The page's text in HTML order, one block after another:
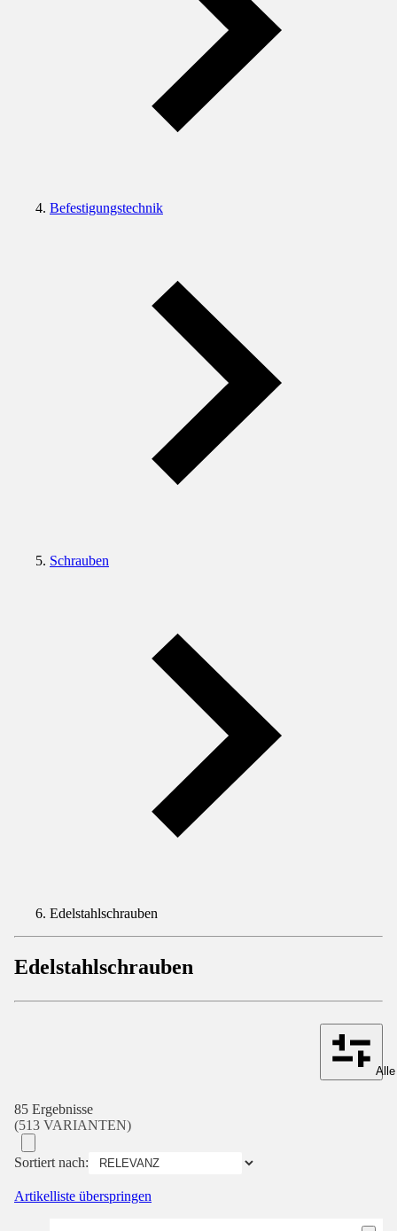
Befestigungstechnik
Schrauben
Edelstahlschrauben
Edelstahlschrauben
85 Ergebnisse
(513 VARIANTEN)
Sortiert nach:
Artikelliste überspringen